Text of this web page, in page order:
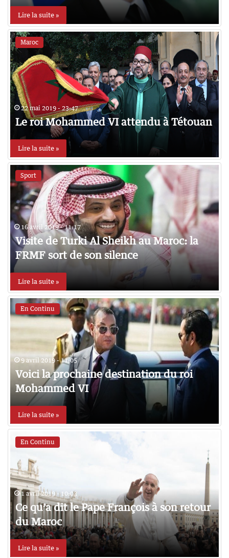
Lire la suite »
Maroc
22 mai 2019 - 23:47
Le roi Mohammed VI attendu à Tétouan
Lire la suite »
Sport
16 avril 2019 - 11:17
Visite de Turki Al Sheikh au Maroc: la
FRMF sort de son silence
Lire la suite »
En Continu
9 avril 2019 - 11:05
Voici la prochaine destination du roi
Mohammed VI
Lire la suite »
En Continu
1 avril 2019 - 10:03
Ce qu’a dit le Pape François à son retour
du Maroc
Lire la suite »